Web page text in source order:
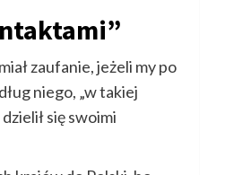
zaufanie, jeżeli my po
niego, „w takiej
się swoimi